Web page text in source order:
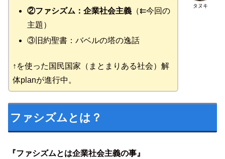
タヌキ
②ファシズム：企業社会主義 （⇇今回の
主題）
③旧約聖書：バベルの塔の逸話
↑を使った国民国家（まとまりある社会）解
体planが進行中。
ファシズムとは？
『ファシズムとは企業社会主義の事』